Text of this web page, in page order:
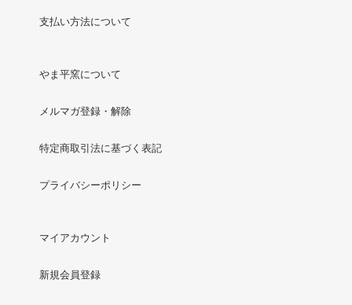
支払い方法について
やま平窯について
メルマガ登録・解除
特定商取引法に基づく表記
プライバシーポリシー
マイアカウント
新規会員登録